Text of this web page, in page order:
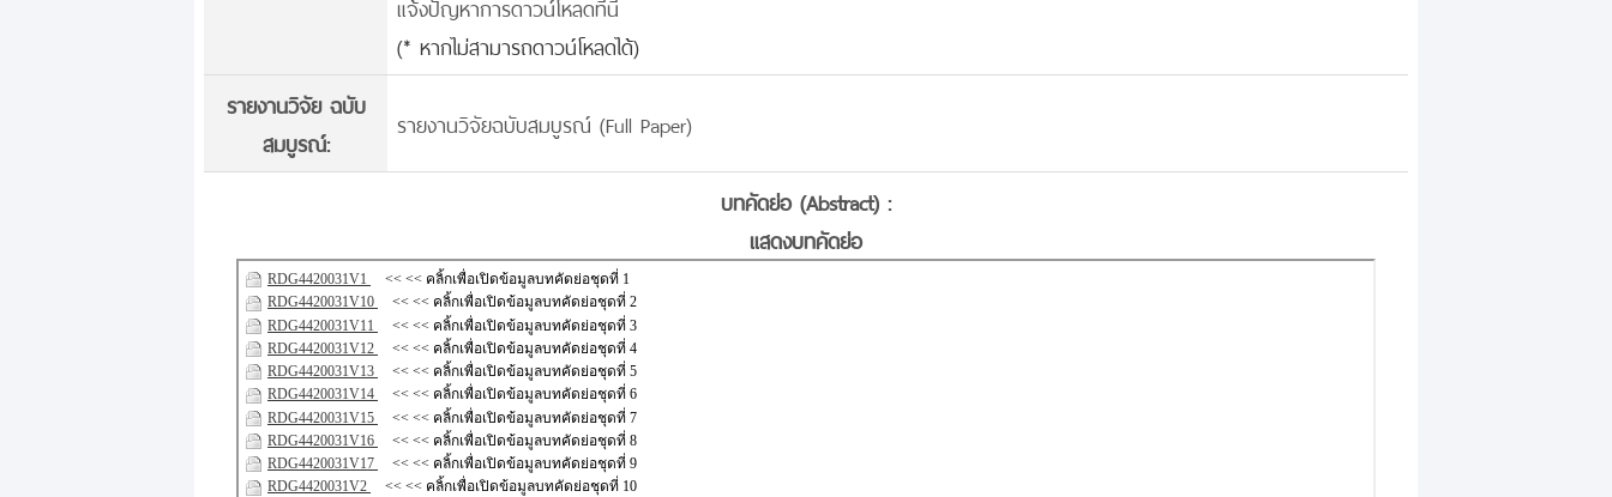
(* หากไม่สามารถดาวน์โหลดได้)
รายงานวิจัย ฉบับ
สมบูรณ์:
รายงานวิจัยฉบับสมบูรณ์ (Full Paper)
บทคัดย่อ (Abstract) :
แสดงบทคัดย่อ